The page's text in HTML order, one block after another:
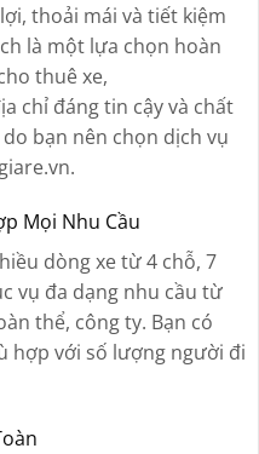
thoải mái và tiết kiệm
là một lựa chọn hoàn
thuê xe,
chỉ đáng tin cậy và chất
bạn nên chọn dịch vụ
Mọi Nhu Cầu
dòng xe từ 4 chỗ, 7
vụ đa dạng nhu cầu từ
thể, công ty. Bạn có
hợp với số lượng người đi